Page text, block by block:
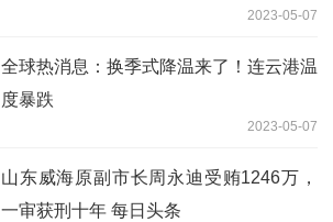
2023-05-07
全球热消息：换季式降温来了！连云港温
度暴跌
2023-05-07
山东威海原副市长周永迪受贿1246万，
一审获刑十年 每日头条